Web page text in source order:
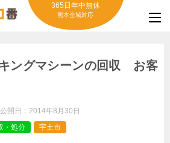
365日年中無休
熊本全域対応
ングマシーンの回収 お客
公開日： 2014年8月30日
・処分 宇土市